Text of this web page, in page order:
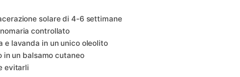
solare di 4-6 settimane
controllato
e lavanda in un unico oleolito
in un balsamo cutaneo
evitarli